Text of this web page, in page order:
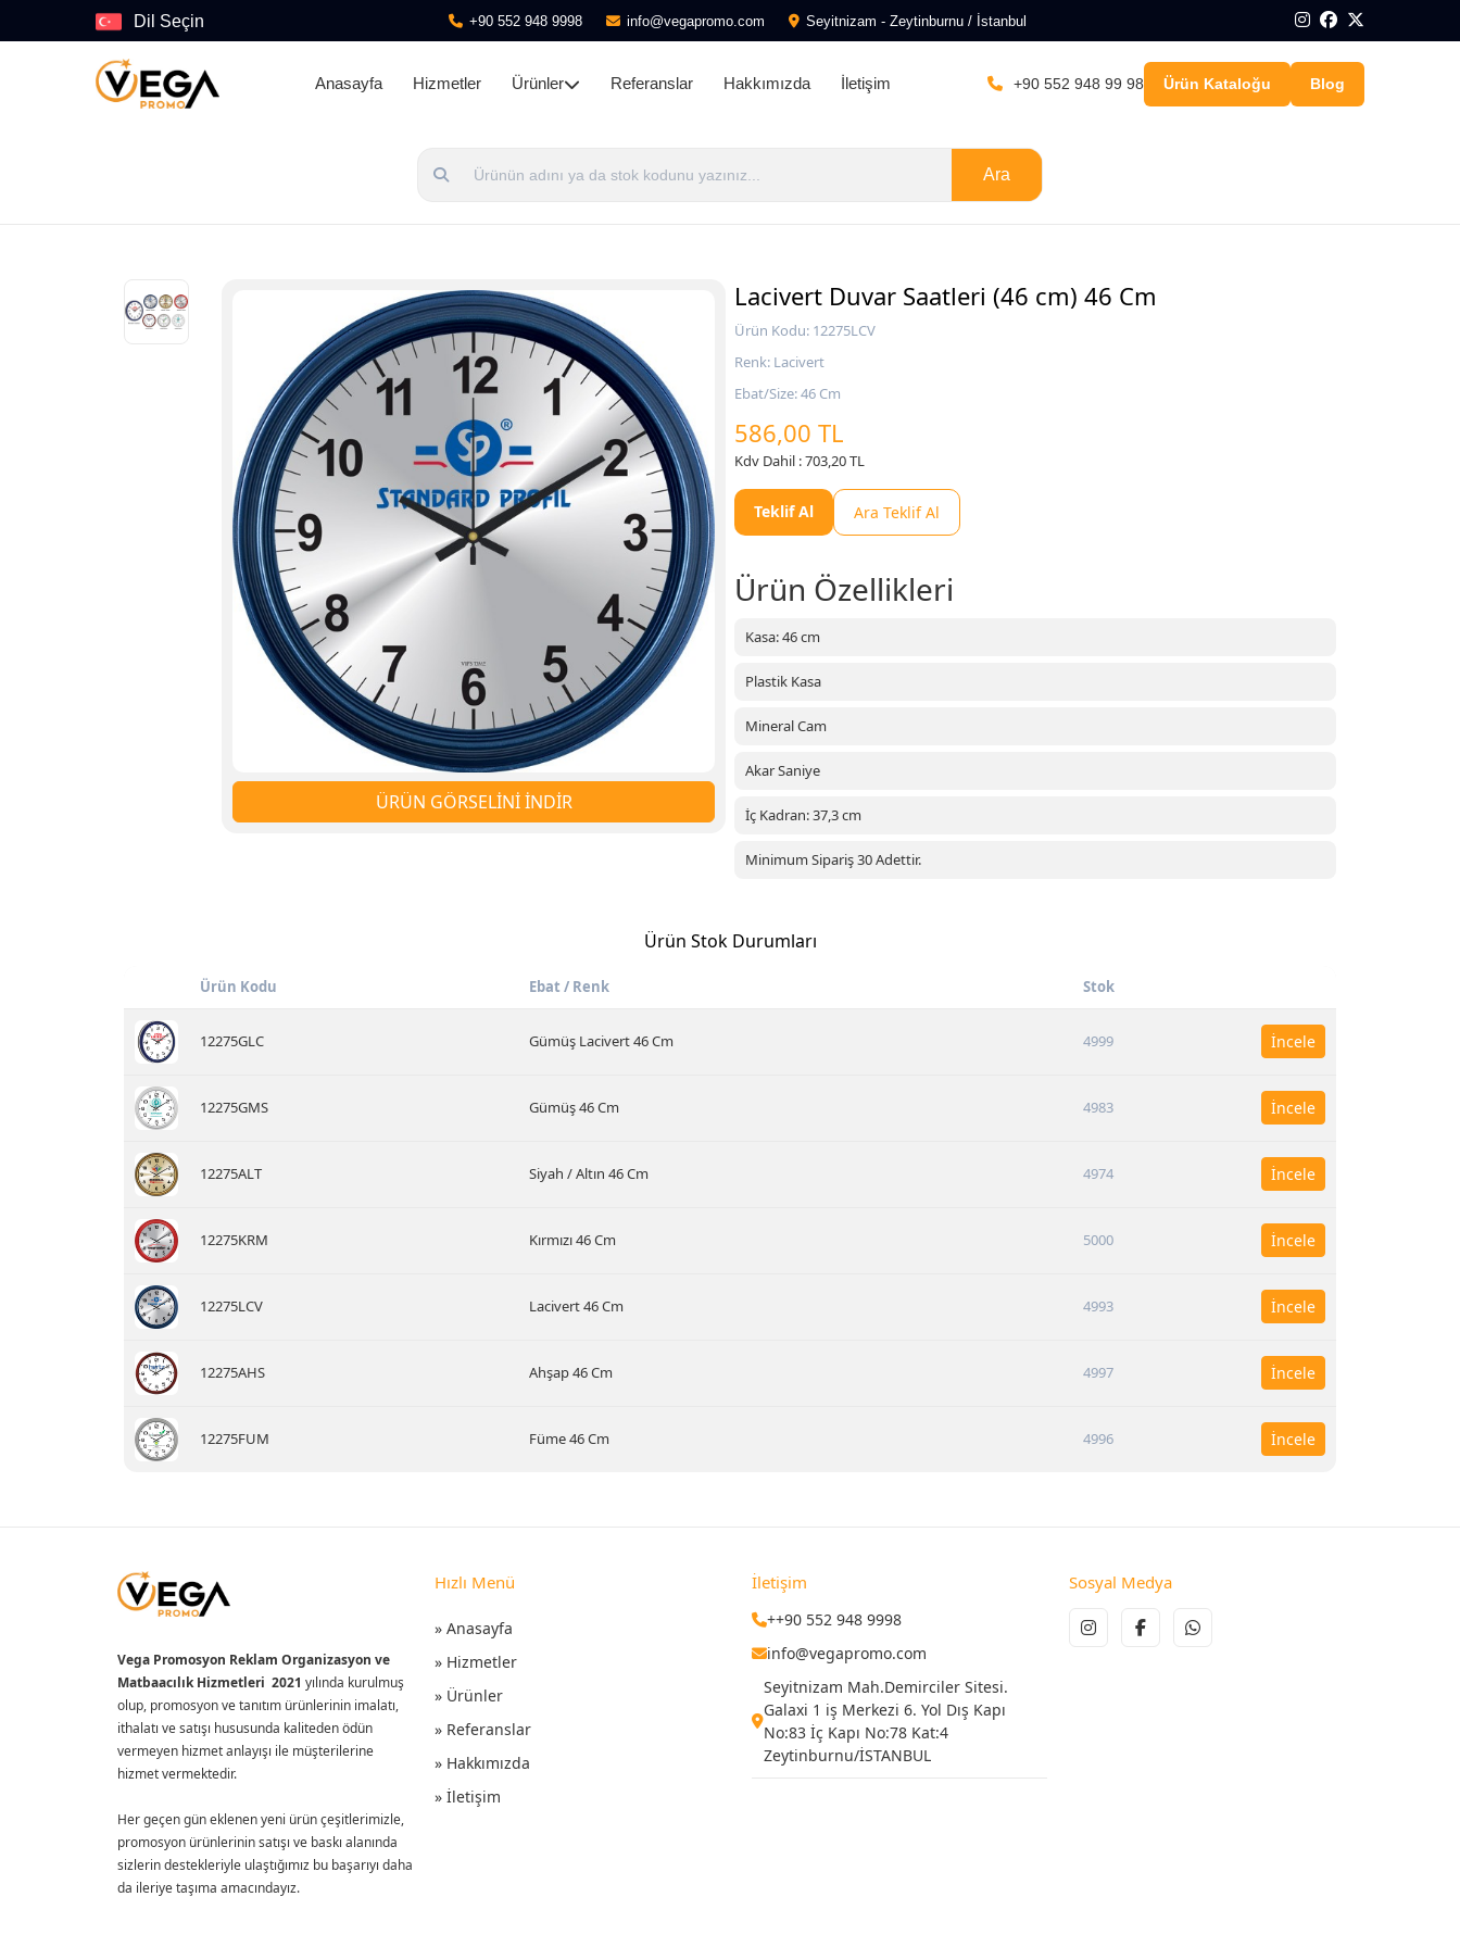
Dil Seçin +90 552 948 9998 info@vegapromo.com Seyitnizam - Zeytinburnu / İstanbul
Anasayfa Hizmetler Ürünler Referanslar Hakkımızda İletişim +90 552 948 99 98 Ürün Kataloğu Blog
Ara
ÜRÜN GÖRSELİNİ İNDİR
Lacivert Duvar Saatleri (46 cm) 46 Cm
Ürün Kodu: 12275LCV
Renk: Lacivert
Ebat/Size: 46 Cm
586,00 TL
Kdv Dahil : 703,20 TL
Teklif Al Ara Teklif Al
Ürün Özellikleri
Kasa: 46 cm
Plastik Kasa
Mineral Cam
Akar Saniye
İç Kadran: 37,3 cm
Minimum Sipariş 30 Adettir.
Ürün Stok Durumları
Ürün Kodu Ebat / Renk Stok
12275GLC Gümüş Lacivert 46 Cm 4999 İncele
12275GMS Gümüş 46 Cm 4983 İncele
12275ALT Siyah / Altın 46 Cm 4974 İncele
12275KRM Kırmızı 46 Cm 5000 İncele
12275LCV Lacivert 46 Cm 4993 İncele
12275AHS Ahşap 46 Cm 4997 İncele
12275FUM Füme 46 Cm 4996 İncele
Vega Promosyon Reklam Organizasyon ve
Matbaacılık Hizmetleri 2021 yılında kurulmuş
olup, promosyon ve tanıtım ürünlerinin imalatı,
ithalatı ve satışı hususunda kaliteden ödün
vermeyen hizmet anlayışı ile müşterilerine
hizmet vermektedir.
Her geçen gün eklenen yeni ürün çeşitlerimizle,
promosyon ürünlerinin satışı ve baskı alanında
sizlerin destekleriyle ulaştığımız bu başarıyı daha
da ileriye taşıma amacındayız.
Hızlı Menü
» Anasayfa
» Hizmetler
» Ürünler
» Referanslar
» Hakkımızda
» İletişim
İletişim
++90 552 948 9998
info@vegapromo.com
Seyitnizam Mah.Demirciler Sitesi.
Galaxi 1 iş Merkezi 6. Yol Dış Kapı
No:83 İç Kapı No:78 Kat:4
Zeytinburnu/İSTANBUL
Sosyal Medya